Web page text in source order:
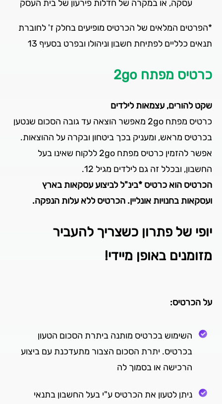
עסקה, או במקרה של חדלות פירעון של בית העסק
*הפרטים המלאים של הכרטיס מופיעים בחלק ז' לחוברת
תנאים כלליים לפתיחת חשבון וניהולו ובפרט בסעיף 13
כרטיס מפתח 2go
שקט להורים, עצמאות לילדים
כרטיס מפתח 2go מאפשר הוצאה עד גובה הסכום שנטען
בכרטיס מראש, ומעניק בכך ביטחון ובקרה על ההוצאות.
אפשר להזמין כרטיס מפתח 2go ללקוח שאינו בעל
החשבון, ובכלל זה גם לילדים מגיל 12.
הכרטיס הוא כרטיס *בינ"ל לביצוע עסקאות בארץ
ועסקאות בחנויות אונליין. הכרטיס ללא עלות הנפקה.
יופי של פתרון כשצריך להעביר
מזומנים באופן מיידי!
על הכרטיס:
השימוש בכרטיס מותנה ביתרת הסכום הטעון
בכרטיס. יתרת הסכום הצבור מתעדכנת עם ביצוע
הרכישה או בסמוך לה
ניתן לטעון את הכרטיס ע"י בעל החשבון בתנאי